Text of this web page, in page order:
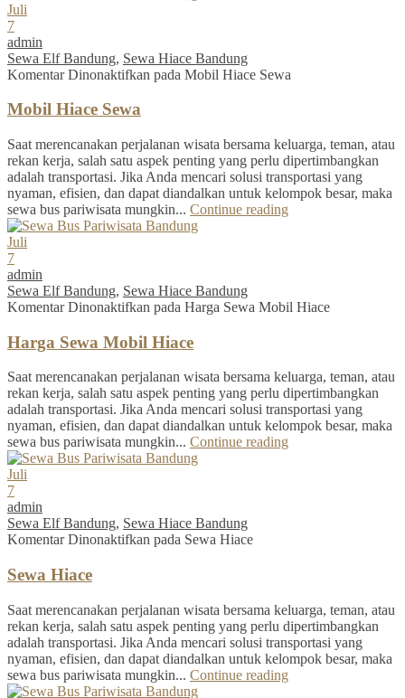
Juli
7
admin
Sewa Elf Bandung, Sewa Hiace Bandung
Komentar Dinonaktifkan pada Mobil Hiace Sewa
Mobil Hiace Sewa
Saat merencanakan perjalanan wisata bersama keluarga, teman, atau
rekan kerja, salah satu aspek penting yang perlu dipertimbangkan
adalah transportasi. Jika Anda mencari solusi transportasi yang
nyaman, efisien, dan dapat diandalkan untuk kelompok besar, maka
sewa bus pariwisata mungkin... Continue reading
Juli
7
admin
Sewa Elf Bandung, Sewa Hiace Bandung
Komentar Dinonaktifkan pada Harga Sewa Mobil Hiace
Harga Sewa Mobil Hiace
Saat merencanakan perjalanan wisata bersama keluarga, teman, atau
rekan kerja, salah satu aspek penting yang perlu dipertimbangkan
adalah transportasi. Jika Anda mencari solusi transportasi yang
nyaman, efisien, dan dapat diandalkan untuk kelompok besar, maka
sewa bus pariwisata mungkin... Continue reading
Juli
7
admin
Sewa Elf Bandung, Sewa Hiace Bandung
Komentar Dinonaktifkan pada Sewa Hiace
Sewa Hiace
Saat merencanakan perjalanan wisata bersama keluarga, teman, atau
rekan kerja, salah satu aspek penting yang perlu dipertimbangkan
adalah transportasi. Jika Anda mencari solusi transportasi yang
nyaman, efisien, dan dapat diandalkan untuk kelompok besar, maka
sewa bus pariwisata mungkin... Continue reading